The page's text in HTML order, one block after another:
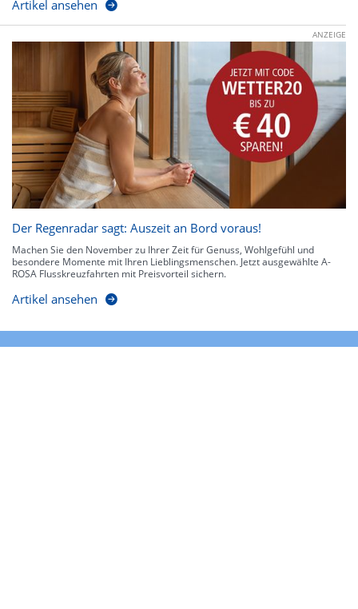
Artikel ansehen
ANZEIGE
Der Regenradar sagt: Auszeit an Bord voraus!
Machen Sie den November zu Ihrer Zeit für Genuss, Wohlgefühl und
besondere Momente mit Ihren Lieblingsmenschen. Jetzt ausgewählte A-
ROSA Flusskreuzfahrten mit Preisvorteil sichern.
Artikel ansehen